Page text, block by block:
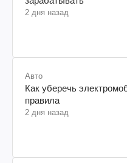
2 дня назад
Авто
Как уберечь
правила
2 дня назад